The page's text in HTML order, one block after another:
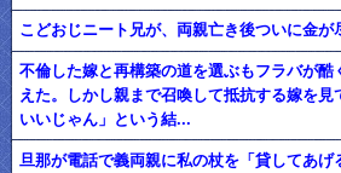
こどおじニート兄が、両親亡き後ついに金が
不倫した嫁と再構築の道を選ぶもフラバが酷
えた。しかし親まで召喚して抵抗する嫁を
いいじゃん」という結...
旦那が電話で義両親に私の杖を「貸してあ